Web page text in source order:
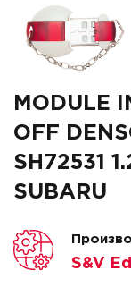
MODULE
OFF
SH72531
SUBARU
S&V